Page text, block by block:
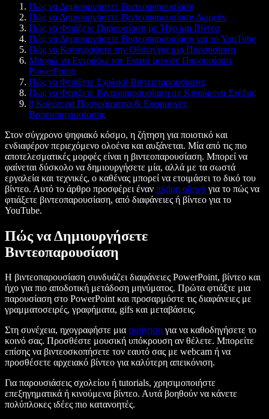
Πώς να Δημιουργήσετε Βιντεοπαρουσίαση
Πώς να Δημιουργήσετε Βιντεοπαρουσίαση Δωρεάν
Πώς να Φτιάξετε Παρουσίαση με Ήχο και Βίντεο
Πώς να Δημιουργήσετε Βιντεοπαρουσίαση για το YouTube
Πώς να Καταγράψετε την Οθόνη για μια Παρουσίαση
Μπορώ να Εγγράψω τον Εαυτό μου σε Παρουσίαση
PowerPoint;
Πώς να Φτιάξετε Σχολική Βιντεοπαρουσίαση;
Πώς να Φτιάξετε Βιντεοπαρουσίαση με Κινούμενα Σχέδια;
8 Καλύτερα Προγράμματα & Εφαρμογές
Βιντεοπαρουσίασης
Στον σύγχρονο ψηφιακό κόσμο, η ζήτηση για ποιοτικό και
ενδιαφέρον περιεχόμενο ολοένα και αυξάνεται. Μία από τις πιο
αποτελεσματικές μορφές είναι η βιντεοπαρουσίαση. Μπορεί να
φαίνεται δύσκολο να δημιουργήσετε μία, αλλά με τα σωστά
εργαλεία και τεχνικές, ο καθένας μπορεί να ετοιμάσει το δικό του
βίντεο. Αυτό το άρθρο προσφέρει έναν πλήρη οδηγό για το πώς να
φτιάξετε βιντεοπαρουσίαση, από διαφάνειες ή βίντεο για το
YouTube.
Πώς να Δημιουργήσετε
Βιντεοπαρουσίαση
Η βιντεοπαρουσίαση συνδυάζει διαφάνειες PowerPoint, βίντεο και
ήχο για πιο αποδοτική μετάδοση μηνύματος. Πρώτα φτιάξτε μια
παρουσίαση στο PowerPoint και προσαρμόστε τις διαφάνειες με
γραμματοσειρές, γραφήματα, gifs και μεταβάσεις.
Στη συνέχεια, ηχογραφήστε μια αφήγηση για να καθοδηγήσετε το
κοινό σας. Προσθέστε μουσική υπόκρουση αν θέλετε. Μπορείτε
επίσης να βιντεοσκοπήσετε τον εαυτό σας με webcam ή να
προσθέσετε αρχειακό βίντεο για καλύτερη απεικόνιση.
Για παρουσιάσεις σχολείου ή tutorials, χρησιμοποιήστε
επεξηγηματικά ή κινούμενα βίντεο. Αυτά βοηθούν να κάνετε
πολύπλοκες ιδέες πιο κατανοητές.